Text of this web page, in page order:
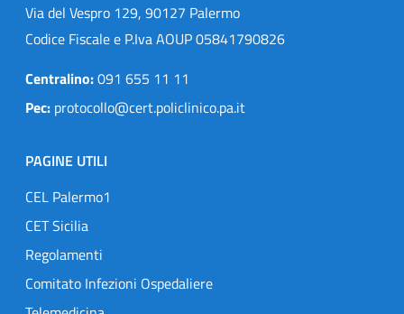
Via del Vespro 129, 90127 Palermo
Codice Fiscale e P.Iva AOUP 05841790826
Centralino:091 655 11 11
Pec: protocollo@cert.policlinico.pa.it
PAGINE UTILI
CEL Palermo1
CET Sicilia
Regolamenti
Comitato Infezioni Ospedaliere